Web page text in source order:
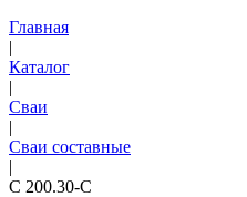
Главная
|
Каталог
|
Сваи
|
Сваи составные
|
С 200.30-С